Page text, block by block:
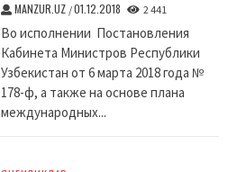
MANZUR.UZ /01.12.2018 2 441
Во исполнении Постановления
Кабинета Министров Республики
Узбекистан от 6 марта 2018 года №
178-ф, а также на основе плана
международных...